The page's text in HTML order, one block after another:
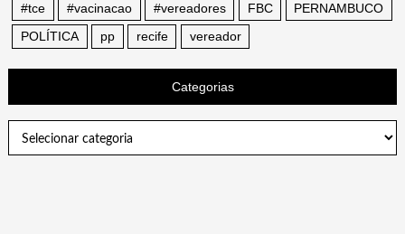
#tce
#vacinacao #vereadores FBC
PERNAMBUCO
POLÍTICA
pp recife vereador
Categorias